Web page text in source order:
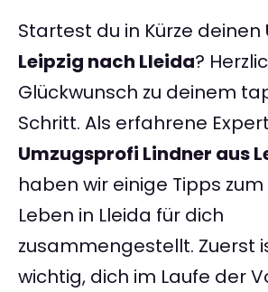
Startest du in Kürze deinen
Leipzig nach Lleida?
Glückwunsch zu deinem
Schritt. Als erfahrene
Umzugsprofi Lindner aus
haben wir einige Tipps
Leben in Lleida für dich
zusammengestellt. Zuerst
wichtig, dich im Laufe der